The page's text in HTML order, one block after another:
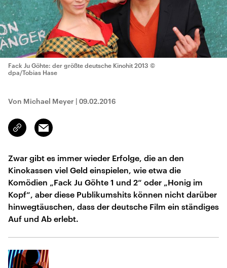
Fack Ju Göhte: der größte deutsche Kinohit 2013 ©
dpa/Tobias Hase
Von Michael Meyer | 09.02.2016
Link
kopieren/teilen
Email
Zwar gibt es immer wieder Erfolge, die an den
Kinokassen viel Geld einspielen, wie etwa die
Komödien „Fack Ju Göhte 1 und 2“ oder „Honig im
Kopf“, aber diese Publikumshits können nicht darüber
hinwegtäuschen, dass der deutsche Film ein ständiges
Auf und Ab erlebt.